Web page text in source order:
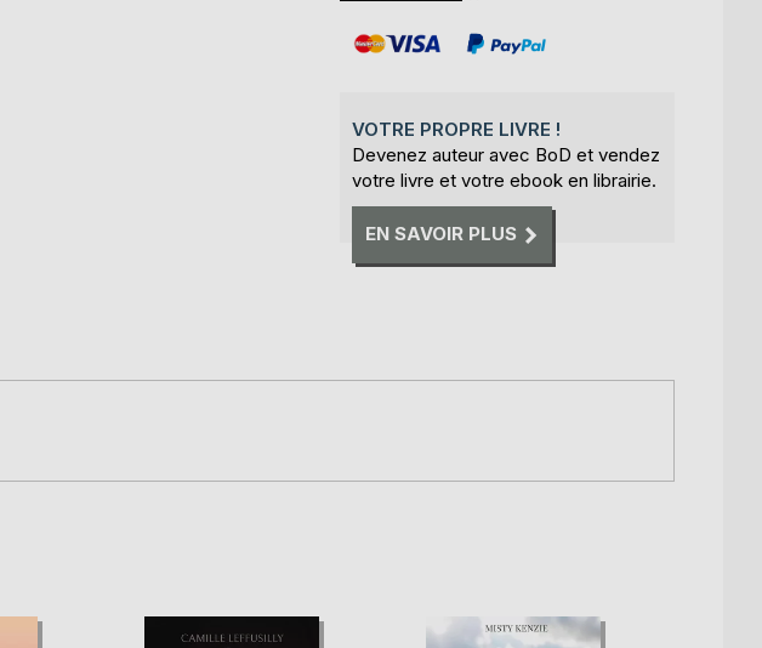
VOTRE PROPRE LIVRE !
Devenez auteur avec BoD et vendez
votre livre et votre ebook en librairie.
EN SAVOIR PLUS